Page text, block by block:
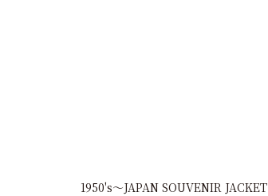
1950's～JAPAN SOUVENIR JACKET